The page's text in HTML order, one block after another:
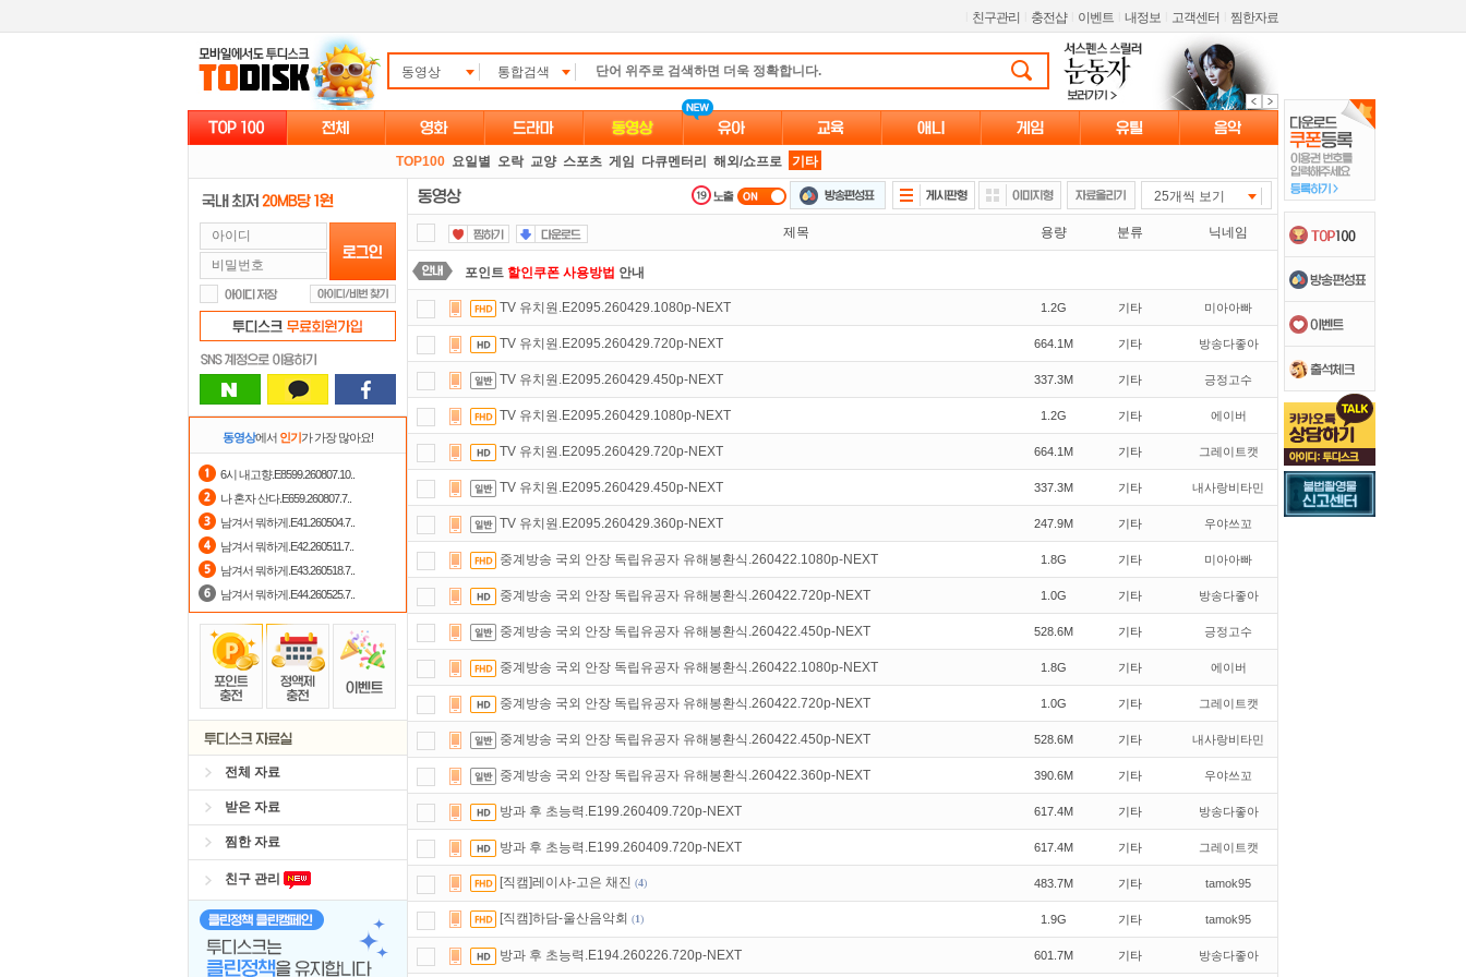
친구관리 충전샵 이벤트 내정보 고객센터 찜한자료
동영상 통합검색
TOP100 요일별 오락 교양 스포츠 게임 다큐멘터리 해외/쇼프로 기타
동영상에서 인기가 가장 많아요!
6시 내고향.E8599.260807.10..
나 혼자 산다.E659.260807.7..
남겨서 뭐하게.E41.260504.7..
남겨서 뭐하게.E42.260511.7..
남겨서 뭐하게.E43.260518.7..
남겨서 뭐하게.E44.260525.7..
전체 자료
받은 자료
찜한 자료
친구 관리
25개씩 보기
제목 용량 분류 닉네임
포인트 할인쿠폰 사용방법 안내
요즘 뭐가 재밌지?고민되면 눌러봐!투스토리~
자녀보호기능 으로 가족과 함께 투디스크를 이용하세요~
출석체크 이벤트! 출석체크!
스마트TV로 투디스크영화,드라마,예능보자!
숨어있는 카드 마일리지 조회하고100% 무료충전!
정액제할인쿠폰 사용방법안내
TV 유치원.E2095.260429.1080p-NEXT 1.2G 기타 미아아빠
TV 유치원.E2095.260429.720p-NEXT 664.1M 기타 방송다좋아
TV 유치원.E2095.260429.450p-NEXT 337.3M 기타 긍정고수
TV 유치원.E2095.260429.1080p-NEXT 1.2G 기타 에이버
TV 유치원.E2095.260429.720p-NEXT 664.1M 기타 그레이트캣
TV 유치원.E2095.260429.450p-NEXT 337.3M 기타 내사랑비타민
TV 유치원.E2095.260429.360p-NEXT 247.9M 기타 우야쓰꼬
중계방송 국외 안장 독립유공자 유해봉환식.260422.1080p-NEXT 1.8G 기타 미아아빠
중계방송 국외 안장 독립유공자 유해봉환식.260422.720p-NEXT 1.0G 기타 방송다좋아
중계방송 국외 안장 독립유공자 유해봉환식.260422.450p-NEXT 528.6M 기타 긍정고수
중계방송 국외 안장 독립유공자 유해봉환식.260422.1080p-NEXT 1.8G 기타 에이버
중계방송 국외 안장 독립유공자 유해봉환식.260422.720p-NEXT 1.0G 기타 그레이트캣
중계방송 국외 안장 독립유공자 유해봉환식.260422.450p-NEXT 528.6M 기타 내사랑비타민
중계방송 국외 안장 독립유공자 유해봉환식.260422.360p-NEXT 390.6M 기타 우야쓰꼬
방과 후 초능력.E199.260409.720p-NEXT 617.4M 기타 방송다좋아
방과 후 초능력.E199.260409.720p-NEXT 617.4M 기타 그레이트캣
[직캠]레이샤-고은 채진 (4) 483.7M 기타 tamok95
[직캠]하담-울산음악회 (1) 1.9G 기타 tamok95
방과 후 초능력.E194.260226.720p-NEXT 601.7M 기타 방송다좋아